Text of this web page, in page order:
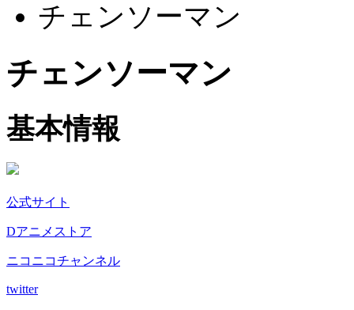
チェンソーマン
チェンソーマン
基本情報
公式サイト
Dアニメストア
ニコニコチャンネル
twitter